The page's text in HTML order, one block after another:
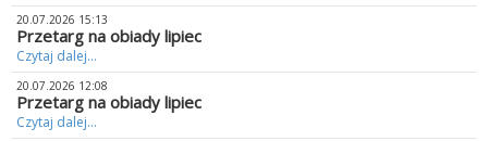
20.07.2026 15:13
Przetarg na obiady lipiec
Czytaj dalej...
20.07.2026 12:08
Przetarg na obiady lipiec
Czytaj dalej...